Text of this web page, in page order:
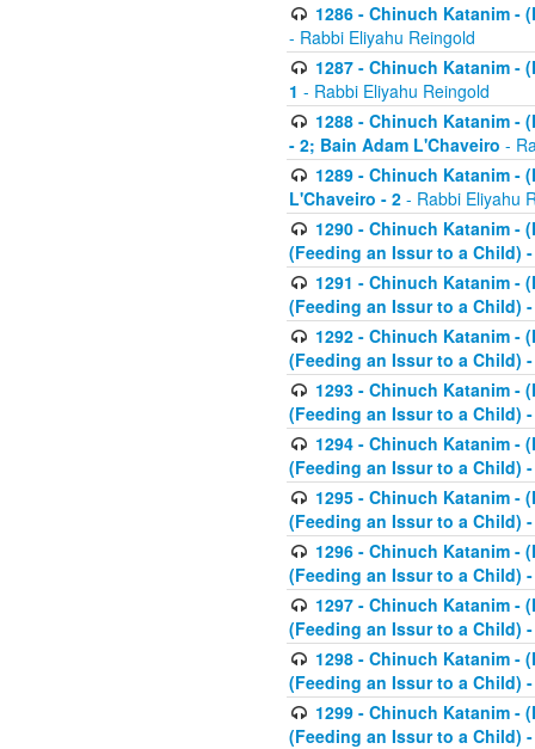
1286 - Chinuch Katanim -
- Rabbi Eliyahu Reingold
1287 - Chinuch Katanim -
1 - Rabbi Eliyahu Reingold
1288 - Chinuch Katanim -
- 2; Bain Adam L'Chaveiro -
1289 - Chinuch Katanim -
L'Chaveiro - 2 - Rabbi Eliyahu
1290 - Chinuch Katanim -
(Feeding an Issur to a Child)
1291 - Chinuch Katanim -
(Feeding an Issur to a Child)
1292 - Chinuch Katanim -
(Feeding an Issur to a Child)
1293 - Chinuch Katanim -
(Feeding an Issur to a Child)
1294 - Chinuch Katanim -
(Feeding an Issur to a Child)
1295 - Chinuch Katanim -
(Feeding an Issur to a Child)
1296 - Chinuch Katanim -
(Feeding an Issur to a Child)
1297 - Chinuch Katanim -
(Feeding an Issur to a Child)
1298 - Chinuch Katanim -
(Feeding an Issur to a Child)
1299 - Chinuch Katanim -
(Feeding an Issur to a Child)